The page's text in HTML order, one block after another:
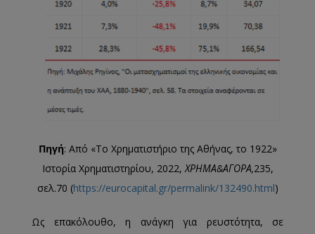
Πηγή: Aπό «Το Χρηματιστήριο της Αθήνας, το 1922»
Ιστορία Χρηματιστηρίου, 2022,ΧΡΗΜΑ&ΑΓΟΡΑ,235,
σελ.70 (https://eurocapital.gr/permalink/132490.html)
Ως επακόλουθο, η ανάγκη για ρευστότητα, σε